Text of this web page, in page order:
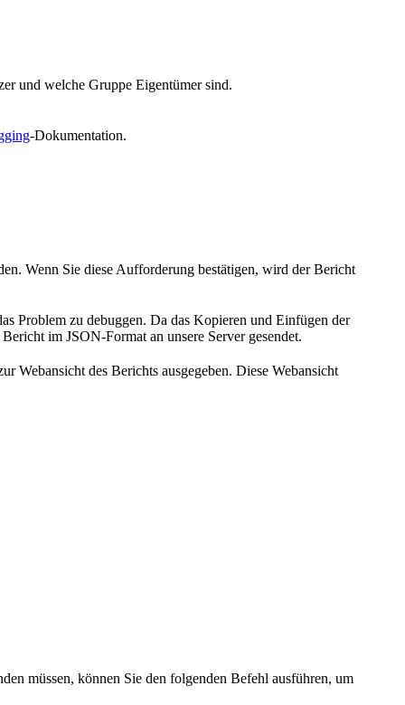
und welche Gruppe Eigentümer sind.
-Dokumentation.
Wenn Sie diese Aufforderung bestätigen, wird der Bericht
Problem zu debuggen. Da das Kopieren und Einfügen der
im JSON-Format an unsere Server gesendet.
Webansicht des Berichts ausgegeben. Diese Webansicht
müssen, können Sie den folgenden Befehl ausführen, um